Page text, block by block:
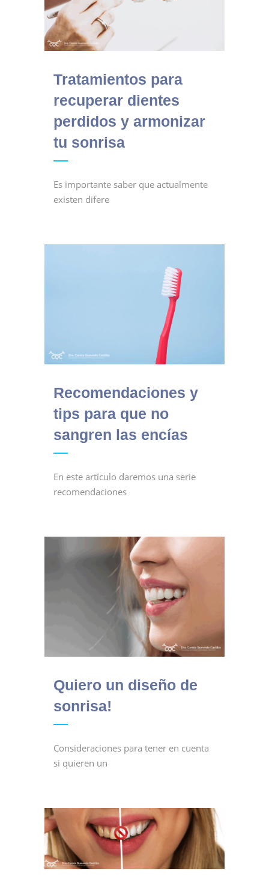
Tratamientos para
recuperar dientes
perdidos y armonizar
tu sonrisa
Es importante saber que actualmente
existen difere
Recomendaciones y
tips para que no
sangren las encías
En este artículo daremos una serie
recomendaciones
Quiero un diseño de
sonrisa!
Consideraciones para tener en cuenta
si quieren un